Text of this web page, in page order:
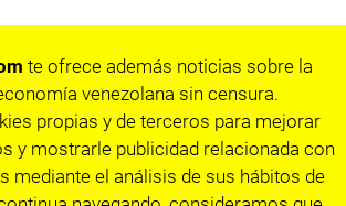
te ofrece además noticias sobre la
venezolana sin censura.
propias y de terceros para mejorar
y mostrarle publicidad relacionada con
mediante el análisis de sus hábitos de